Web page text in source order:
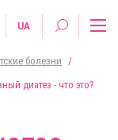
UA
болезни
/
диатез - что это?